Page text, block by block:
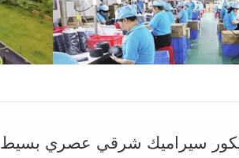
سيراميك شرقي عصري بسيط